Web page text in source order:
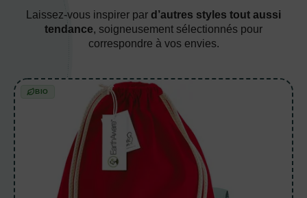
Laissez-vous inspirer par d’autres styles tout aussi
tendance, soigneusement sélectionnés pour
correspondre à vos envies.
BIO